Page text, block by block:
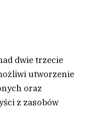
dwie trzecie
utworzenie
oraz
z zasobów